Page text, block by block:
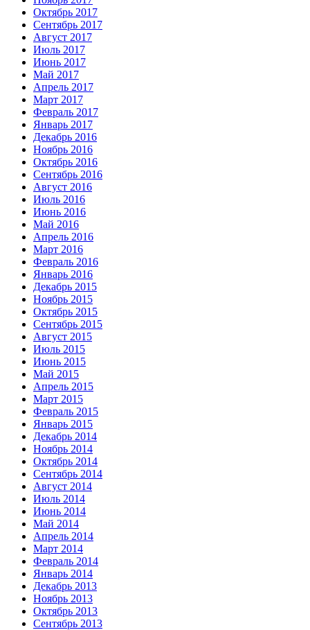
Октябрь 2017
Сентябрь 2017
Август 2017
Июль 2017
Июнь 2017
Май 2017
Апрель 2017
Март 2017
Февраль 2017
Январь 2017
Декабрь 2016
Ноябрь 2016
Октябрь 2016
Сентябрь 2016
Август 2016
Июль 2016
Июнь 2016
Май 2016
Апрель 2016
Март 2016
Февраль 2016
Январь 2016
Декабрь 2015
Ноябрь 2015
Октябрь 2015
Сентябрь 2015
Август 2015
Июль 2015
Июнь 2015
Май 2015
Апрель 2015
Март 2015
Февраль 2015
Январь 2015
Декабрь 2014
Ноябрь 2014
Октябрь 2014
Сентябрь 2014
Август 2014
Июль 2014
Июнь 2014
Май 2014
Апрель 2014
Март 2014
Февраль 2014
Январь 2014
Декабрь 2013
Ноябрь 2013
Октябрь 2013
Сентябрь 2013